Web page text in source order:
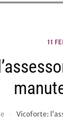
11
Vicoforte: